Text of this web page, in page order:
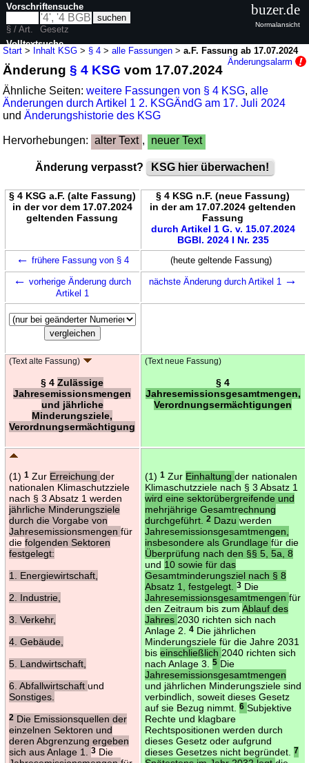
Start > Inhalt KSG > § 4 >alle Fassungen >a.F. Fassung ab 17.07.2024
Änderungsalarm
Änderung§ 4 KSG vom 17.07.2024
Ähnliche Seiten:weitere Fassungen von § 4 KSG,alle
Änderungen durch Artikel 1 2. KSGÄndG am 17. Juli 2024
undÄnderungshistorie des KSG
Hervorhebungen: alter Text , neuer Text
Änderung verpasst? KSG hier überwachen!
§ 4 KSG a.F. (alte Fassung)
in der vor dem 17.07.2024
geltenden Fassung
§ 4 KSG n.F. (neue Fassung)
in der am 17.07.2024 geltenden
Fassung
durch Artikel 1 G. v. 15.07.2024
BGBl. 2024 I Nr. 235
← frühere Fassung von § 4 (heute geltende Fassung)
← vorherige Änderung durch
Artikel 1
nächste Änderung durch Artikel 1 →
(Text alte Fassung)
§ 4 Zulässige
Jahresemissionsmengen
und jährliche
Minderungsziele,
Verordnungsermächtigung
(Text neue Fassung)
§ 4
Jahresemissionsgesamtmengen,
Verordnungsermächtigungen
(1) 1Zur Erreichung der
nationalen Klimaschutzziele
nach § 3 Absatz 1 werden
jährliche Minderungsziele
durch die Vorgabe von
Jahresemissionsmengen für
die folgenden Sektoren
festgelegt:
1. Energiewirtschaft,
2. Industrie,
3. Verkehr,
4. Gebäude,
5. Landwirtschaft,
6. Abfallwirtschaft und
Sonstiges.
2Die Emissionsquellen der
einzelnen Sektoren und
deren Abgrenzung ergeben
sich aus Anlage 1.
3Die
(1) 1Zur Einhaltung der nationalen
Klimaschutzziele nach § 3 Absatz 1
wird eine sektorübergreifende und
mehrjährige Gesamtrechnung
durchgeführt.
2Dazu werden
Jahresemissionsgesamtmengen,
insbesondere als Grundlage für die
Überprüfung nach den §§ 5, 5a, 8
und 10 sowie für das
Gesamtminderungsziel nach § 8
Absatz 1, festgelegt.
3Die
Jahresemissionsgesamtmengen für
den Zeitraum bis zum Ablauf des
Jahres 2030 richten sich nach
Anlage 2.
4Die jährlichen
Minderungsziele für die Jahre 2031
bis einschließlich 2040 richten sich
nach Anlage 3.
5 Die
Jahresemissionsgesamtmengen
und jährlichen Minderungsziele sind
verbindlich, soweit dieses Gesetz
auf sie Bezug nimmt.
6 Subjektive
Rechte und klagbare
Rechtspositionen werden durch
dieses Gesetz oder aufgrund
dieses Gesetzes nicht begründet.
7
Vorschriftensuche
§ / Art.
Gesetz
Volltextsuche
nur in KSG
buzer.de
Normalansicht